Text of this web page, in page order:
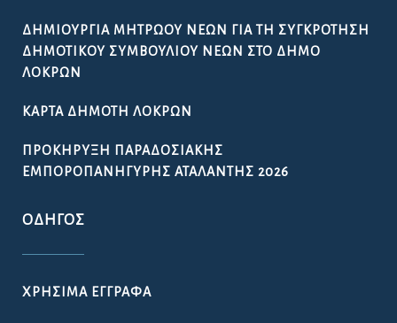
ΔΗΜΙΟΥΡΓΊΑ ΜΗΤΡΏΟΥ ΝΈΩΝ ΓΙΑ ΤΗ ΣΥΓΚΡΌΤΗΣΗ
ΔΗΜΟΤΙΚΟΎ ΣΥΜΒΟΥΛΊΟΥ ΝΈΩΝ ΣΤΟ ΔΉΜΟ
ΛΟΚΡΏΝ
ΚΆΡΤΑ ΔΗΜΌΤΗ ΛΟΚΡΏΝ
ΠΡΟΚΉΡΥΞΗ ΠΑΡΑΔΟΣΙΑΚΉΣ
ΕΜΠΟΡΟΠΑΝΉΓΥΡΗΣ ΑΤΑΛΆΝΤΗΣ 2026
ΟΔΗΓΌΣ
ΧΡΉΣΙΜΑ ΈΓΓΡΑΦΑ